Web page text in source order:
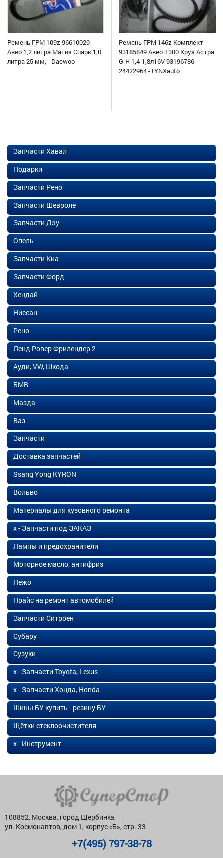
Ремень ГРМ 109z 96610029
Авео 1,2 литра Матиз Спарк 1,0
литра 25 мм, - Daewoo
Ремень ГРМ 146z Комплект
93185849 Авео Т300 Круз Астра
G-H 1,4-1,8л16V 93196786
24422964 - LYNXauto
Запчасти Хавал
Подарки
Запчасти Рено
Запчасти Шевроле
Запчасти Дэу
Опель
Запчасти Киа
Запчасти Форд
Хендай
Ниссан
Рено
Ленд Ровер Фрилендер 2
Ауди, VW, Шкода
БМВ
Мазда
Ваз
Запчасти
Доставка запчастей
Ssang Yong KYRON
Вольво
Материалы для кузовного ремонта
х - Запчасти под ЗАКАЗ
Лампы и предохранители
Моторное масло, антифриз
Пежо
Прайс на ремонт автомобилей
Запчасти Ситроен
Субару
Сузуки
х - Запчасти Toyota, Lexus
х - Запчасти Хонда, Honda
Шины БУ купить - резину БУ
Щётки стеклоочистителя
х - Инструмент
108852, Москва, город Щербинка,
ул. Космонавтов, дом 1, корпус «Б», стр. 33
+7(495) 797-38-78